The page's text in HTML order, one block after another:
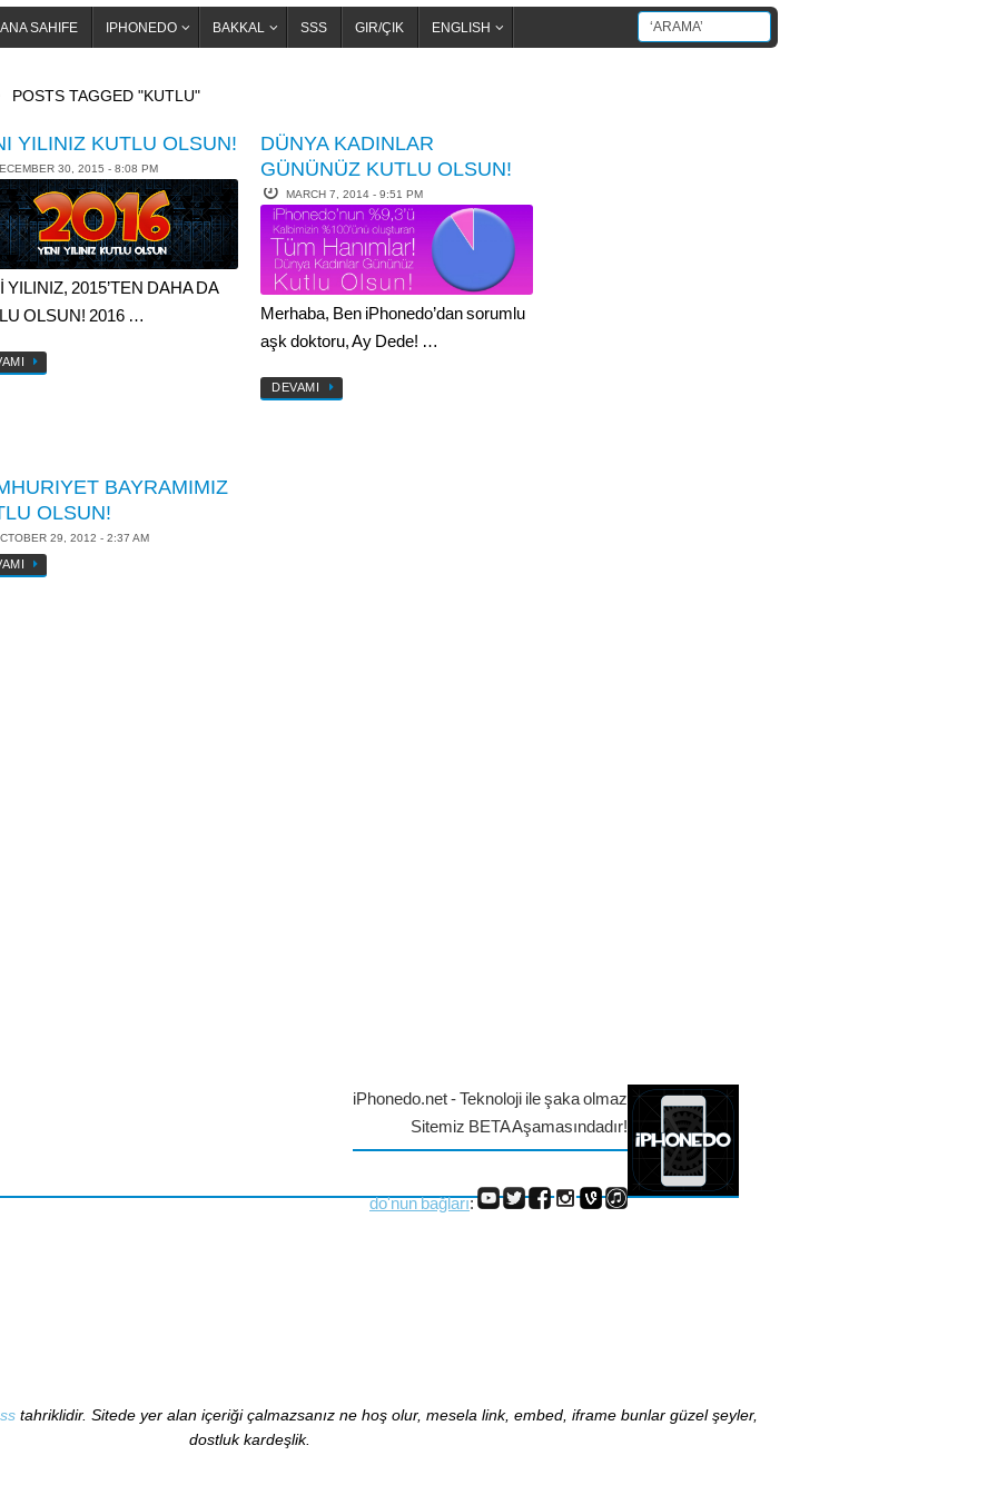
ANA SAHIFE IPHONEDO BAKKAL SSS GIR/ÇIK ENGLISH
POSTS TAGGED "KUTLU"
YILINIZ KUTLU OLSUN!
30, 2015 - 8:08 PM
YILINIZ, 2015’TEN DAHA DA
OLSUN! 2016 …
DÜNYA KADINLAR
GÜNÜNÜZ KUTLU OLSUN!
MARCH 7, 2014 - 9:51 PM
Merhaba, Ben iPhonedo’dan sorumlu
aşk doktoru, Ay Dede! …
DEVAMI
BAYRAMIMIZ
OLSUN!
29, 2012 - 2:37 AM
iPhonedo.net - Teknoloji ile şaka olmaz
Sitemiz BETA Aşamasındadır!
do'nun bağları:
tahriklidir. Sitede yer alan içeriği çalmazsanız ne hoş olur, mesela link, embed, iframe bunlar güzel şeyler,
dostluk kardeşlik.